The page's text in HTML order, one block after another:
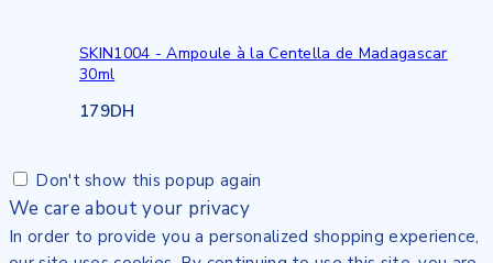
SKIN1004 - Ampoule à la Centella de Madagascar
30ml
179DH
Don't show this popup again
We care about your privacy
In order to provide you a personalized shopping experience,